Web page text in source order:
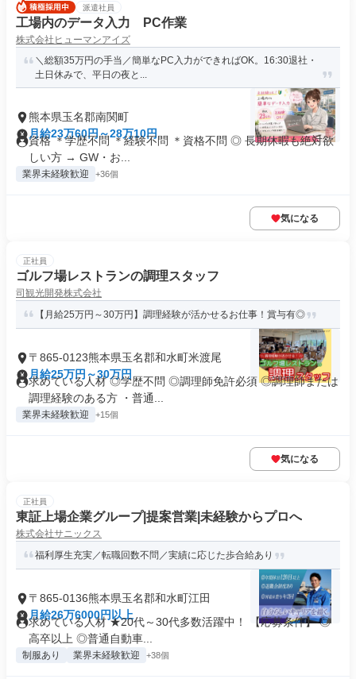
派遣社員
工場内のデータ入力 PC作業
株式会社ヒューマンアイズ
＼総額35万円の手当／簡単なPC入力ができればOK。16:30退社・
土日休みで、平日の夜と...
熊本県玉名郡南関町
月給23万60円～28万10円
資格 ＊学歴不問 ＊経験不問 ＊資格不問 ◎ 長期休暇も絶対欲
しい方 → GW・お...
業界未経験歓迎 +36個
気になる
正社員
ゴルフ場レストランの調理スタッフ
司観光開発株式会社
【月給25万円～30万円】調理経験が活かせるお仕事！賞与有◎
〒865-0123熊本県玉名郡和水町米渡尾
月給25万円～30万円
求めている人材 ◎学歴不問 ◎調理師免許必須 ◎調理師または
調理経験のある方 ・普通...
業界未経験歓迎 +15個
気になる
正社員
東証上場企業グループ|提案営業|未経験からプロへ
株式会社サニックス
福利厚生充実／転職回数不問／実績に応じた歩合給あり
〒865-0136熊本県玉名郡和水町江田
月給26万6000円以上
求めている人材 ★20代～30代多数活躍中！ 【応募条件】 ◎
高卒以上 ◎普通自動車...
制服あり 業界未経験歓迎 +38個